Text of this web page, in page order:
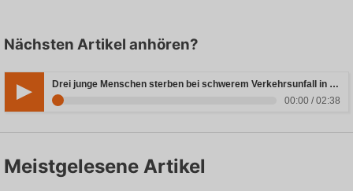
Nächsten Artikel anhören?
Drei junge Menschen sterben bei schwerem Verkehrsunfall in Rheinland-Pfalz
00:00 / 02:38
Meistgelesene Artikel